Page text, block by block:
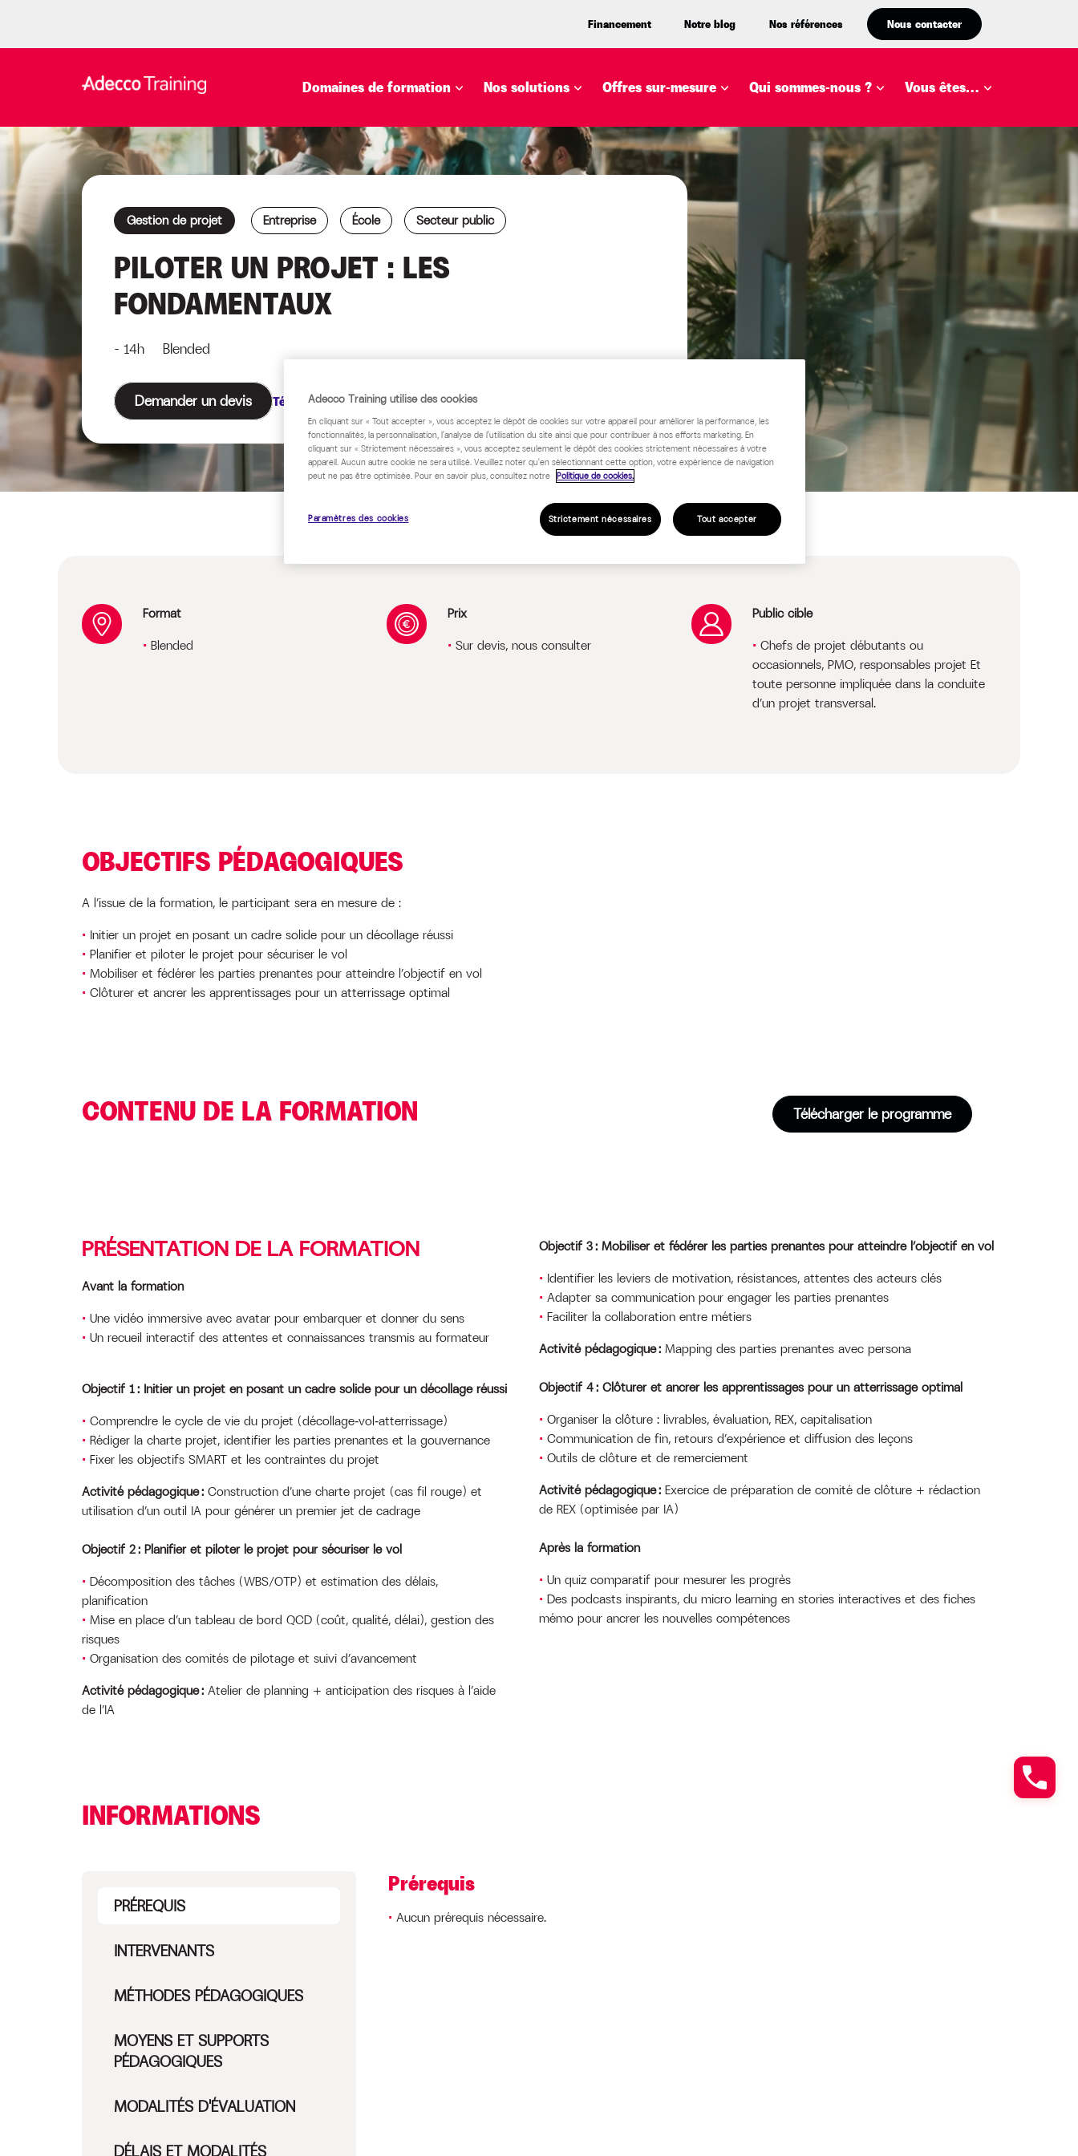
Financement Notre blog Nos références Nous contacter
Domaines de formation Nos solutions Offres sur-mesure Qui sommes-nous ? Vous êtes…
Gestion de projet Entreprise École Secteur public
PILOTER UN PROJET : LES
FONDAMENTAUX
- 14h Blended
Demander un devis Télécharger le programme
Format
Blended
Prix
Sur devis, nous consulter
Public cible
Chefs de projet débutants ou
occasionnels, PMO, responsables projet Et
toute personne impliquée dans la conduite
d’un projet transversal.
OBJECTIFS PÉDAGOGIQUES
A l’issue de la formation, le participant sera en mesure de :
Initier un projet en posant un cadre solide pour un décollage réussi
Planifier et piloter le projet pour sécuriser le vol
Mobiliser et fédérer les parties prenantes pour atteindre l’objectif en vol
Clôturer et ancrer les apprentissages pour un atterrissage optimal
CONTENU DE LA FORMATION Télécharger le programme
PRÉSENTATION DE LA FORMATION
Avant la formation
Une vidéo immersive avec avatar pour embarquer et donner du sens
Un recueil interactif des attentes et connaissances transmis au formateur
Objectif 1 : Initier un projet en posant un cadre solide pour un décollage réussi
Comprendre le cycle de vie du projet (décollage‑vol‑atterrissage)
Rédiger la charte projet, identifier les parties prenantes et la gouvernance
Fixer les objectifs SMART et les contraintes du projet
Activité pédagogique : Construction d’une charte projet (cas fil rouge) et
utilisation d’un outil IA pour générer un premier jet de cadrage
Objectif 2 : Planifier et piloter le projet pour sécuriser le vol
Décomposition des tâches (WBS/OTP) et estimation des délais,
planification
Mise en place d’un tableau de bord QCD (coût, qualité, délai), gestion des
risques
Organisation des comités de pilotage et suivi d’avancement
Activité pédagogique : Atelier de planning + anticipation des risques à l’aide
de l’IA
Objectif 3 : Mobiliser et fédérer les parties prenantes pour atteindre l’objectif en vol
Identifier les leviers de motivation, résistances, attentes des acteurs clés
Adapter sa communication pour engager les parties prenantes
Faciliter la collaboration entre métiers
Activité pédagogique : Mapping des parties prenantes avec persona
Objectif 4 : Clôturer et ancrer les apprentissages pour un atterrissage optimal
Organiser la clôture : livrables, évaluation, REX, capitalisation
Communication de fin, retours d’expérience et diffusion des leçons
Outils de clôture et de remerciement
Activité pédagogique : Exercice de préparation de comité de clôture + rédaction
de REX (optimisée par IA)
Après la formation
Un quiz comparatif pour mesurer les progrès
Des podcasts inspirants, du micro learning en stories interactives et des fiches
mémo pour ancrer les nouvelles compétences
INFORMATIONS
PRÉREQUIS
INTERVENANTS
MÉTHODES PÉDAGOGIQUES
MOYENS ET SUPPORTS
PÉDAGOGIQUES
MODALITÉS D'ÉVALUATION
DÉLAIS ET MODALITÉS
Prérequis
Aucun prérequis nécessaire.
Adecco Training utilise des cookies
En cliquant sur « Tout accepter », vous acceptez le dépôt de cookies sur votre appareil pour améliorer la performance, les
fonctionnalités, la personnalisation, l'analyse de l'utilisation du site ainsi que pour contribuer à nos efforts marketing. En
cliquant sur « Strictement nécessaires », vous acceptez seulement le dépôt des cookies strictement nécessaires à votre
appareil. Aucun autre cookie ne sera utilisé. Veuillez noter qu'en sélectionnant cette option, votre expérience de navigation
peut ne pas être optimisée. Pour en savoir plus, consultez notre Politique de cookies.
Paramètres des cookies Strictement nécessaires Tout accepter